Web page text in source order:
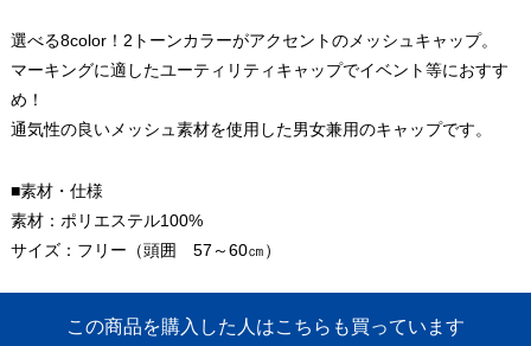
選べる8color！2トーンカラーがアクセントのメッシュキャップ。
マーキングに適したユーティリティキャップでイベント等におすす
め！
通気性の良いメッシュ素材を使用した男女兼用のキャップです。
■素材・仕様
素材：ポリエステル100%
サイズ：フリー（頭囲 57～60㎝）
この商品を購入した人はこちらも買っています